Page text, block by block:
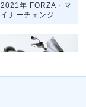
2021年 FORZA・マ
イナーチェンジ